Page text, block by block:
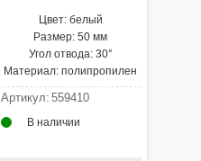
Цвет: белый
Размер: 50 мм
Угол отвода: 30°
Материал: полипропилен
Артикул: 559410
В наличии